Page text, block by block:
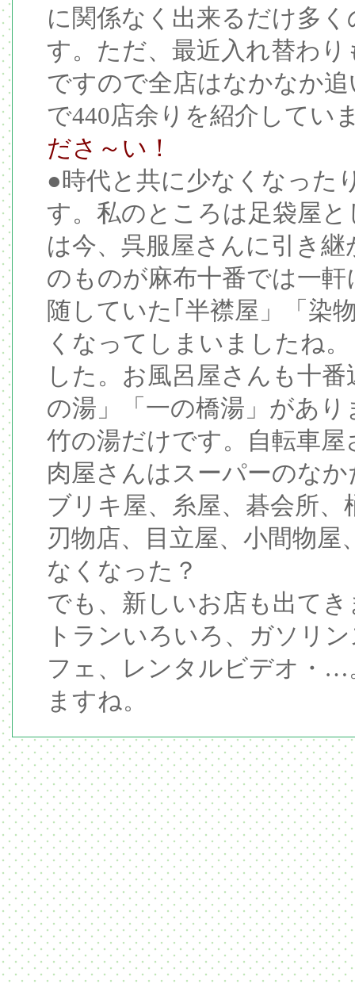
に関係なく出来るだけ多
す。ただ、最近入れ替わ
ですので全店はなかなか
で440店余りを紹介してい
ださ～い！
●時代と共に少なくなった
す。私のところは足袋屋
は今、呉服屋さんに引き
のものが麻布十番では一
随していた｢半襟屋」「染
くなってしまいましたね
した。お風呂屋さんも十
の湯」「一の橋湯」があ
竹の湯だけです。自転車
肉屋さんはスーパーのな
ブリキ屋、糸屋、碁会所
刃物店、目立屋、小間物
なくなった？
でも、新しいお店も出て
トランいろいろ、ガソリ
フェ、レンタルビデオ・
ますね。